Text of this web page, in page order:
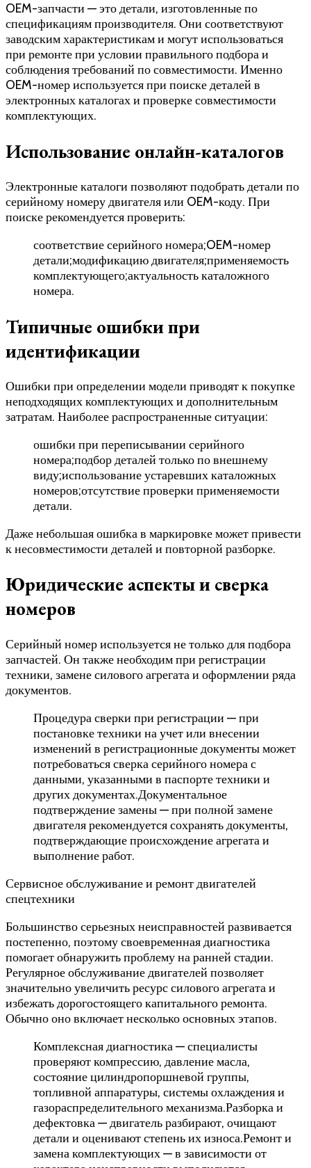
OEM-запчасти — это детали, изготовленные по
спецификациям производителя. Они соответствуют
заводским характеристикам и могут использоваться
при ремонте при условии правильного подбора и
соблюдения требований по совместимости. Именно
OEM-номер используется при поиске деталей в
электронных каталогах и проверке совместимости
комплектующих.
Использование онлайн-каталогов
Электронные каталоги позволяют подобрать детали по
серийному номеру двигателя или OEM-коду. При
поиске рекомендуется проверить:
соответствие серийного номера;OEM-номер
детали;модификацию двигателя;применяемость
комплектующего;актуальность каталожного
номера.
Типичные ошибки при
идентификации
Ошибки при определении модели приводят к покупке
неподходящих комплектующих и дополнительным
затратам. Наиболее распространенные ситуации:
ошибки при переписывании серийного
номера;подбор деталей только по внешнему
виду;использование устаревших каталожных
номеров;отсутствие проверки применяемости
детали.
Даже небольшая ошибка в маркировке может привести
к несовместимости деталей и повторной разборке.
Юридические аспекты и сверка
номеров
Серийный номер используется не только для подбора
запчастей. Он также необходим при регистрации
техники, замене силового агрегата и оформлении ряда
документов.
Процедура сверки при регистрации — при
постановке техники на учет или внесении
изменений в регистрационные документы может
потребоваться сверка серийного номера с
данными, указанными в паспорте техники и
других документах.Документальное
подтверждение замены — при полной замене
двигателя рекомендуется сохранять документы,
подтверждающие происхождение агрегата и
выполнение работ.
Сервисное обслуживание и ремонт двигателей
спецтехники
Большинство серьезных неисправностей развивается
постепенно, поэтому своевременная диагностика
помогает обнаружить проблему на ранней стадии.
Регулярное обслуживание двигателей позволяет
значительно увеличить ресурс силового агрегата и
избежать дорогостоящего капитального ремонта.
Обычно оно включает несколько основных этапов.
Комплексная диагностика — специалисты
проверяют компрессию, давление масла,
состояние цилиндропоршневой группы,
топливной аппаратуры, системы охлаждения и
газораспределительного механизма.Разборка и
дефектовка — двигатель разбирают, очищают
детали и оценивают степень их износа.Ремонт и
замена комплектующих — в зависимости от